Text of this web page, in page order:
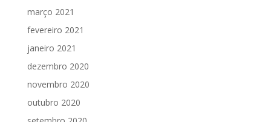
março 2021
fevereiro 2021
janeiro 2021
dezembro 2020
novembro 2020
outubro 2020